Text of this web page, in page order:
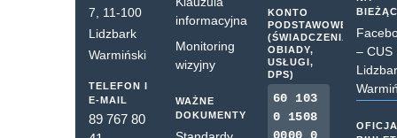
7, 11-100
Lidzbark
Warmiński
TELEFON I
E-MAIL
89 767 80
informacyjna
Monitoring
wizyjny
WAŻNE
DOKUMENTY
KONTO
PODSTAWOWE
(ŚWIADCZENIA,
OBIADY,
USŁUGI,
DPS)
60 103
0 1508
– CUS